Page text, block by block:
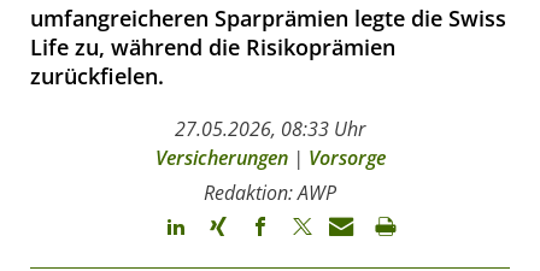
umfangreicheren Sparprämien legte die Swiss
Life zu, während die Risikoprämien
zurückfielen.
27.05.2026, 08:33 Uhr
Versicherungen| Vorsorge
Redaktion: AWP